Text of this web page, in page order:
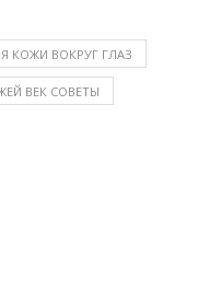
КОЖИ ВОКРУГ ГЛАЗ
ВЕК СОВЕТЫ